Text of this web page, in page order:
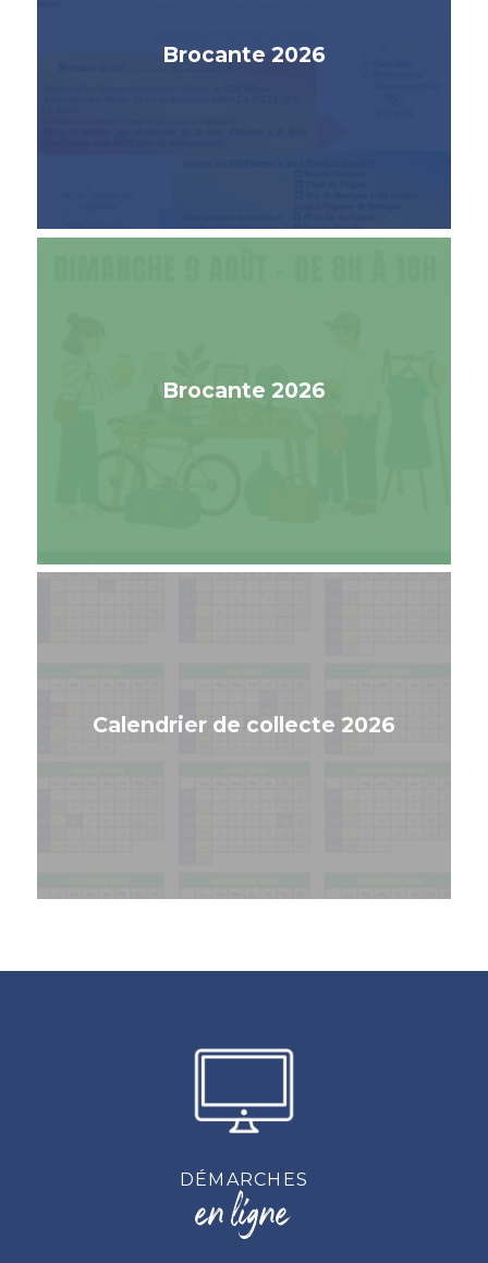
Brocante 2026
Brocante 2026
Calendrier de collecte 2026
DÉMARCHES
en ligne